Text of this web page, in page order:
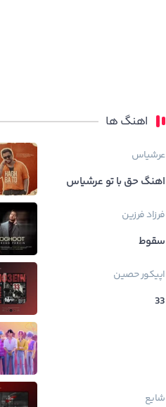
اهنگ ها
عرشیاس
اهنگ حق با تو عرشیاس
فرزاد فرزین
سقوط
اپیکورحصین
33
شایع